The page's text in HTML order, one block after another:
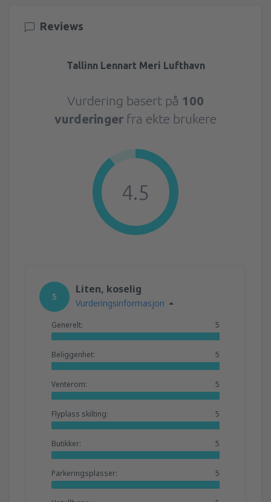
Reviews
Tallinn Lennart Meri Lufthavn
Vurdering basert på 100
vurderinger fra ekte brukere
4.5
5
Liten, koselig
Vurderingsinformasjon
Generelt: 5
Beliggenhet: 5
Venterom: 5
Flyplass skilting: 5
Butikker: 5
Parkeringsplasser: 5